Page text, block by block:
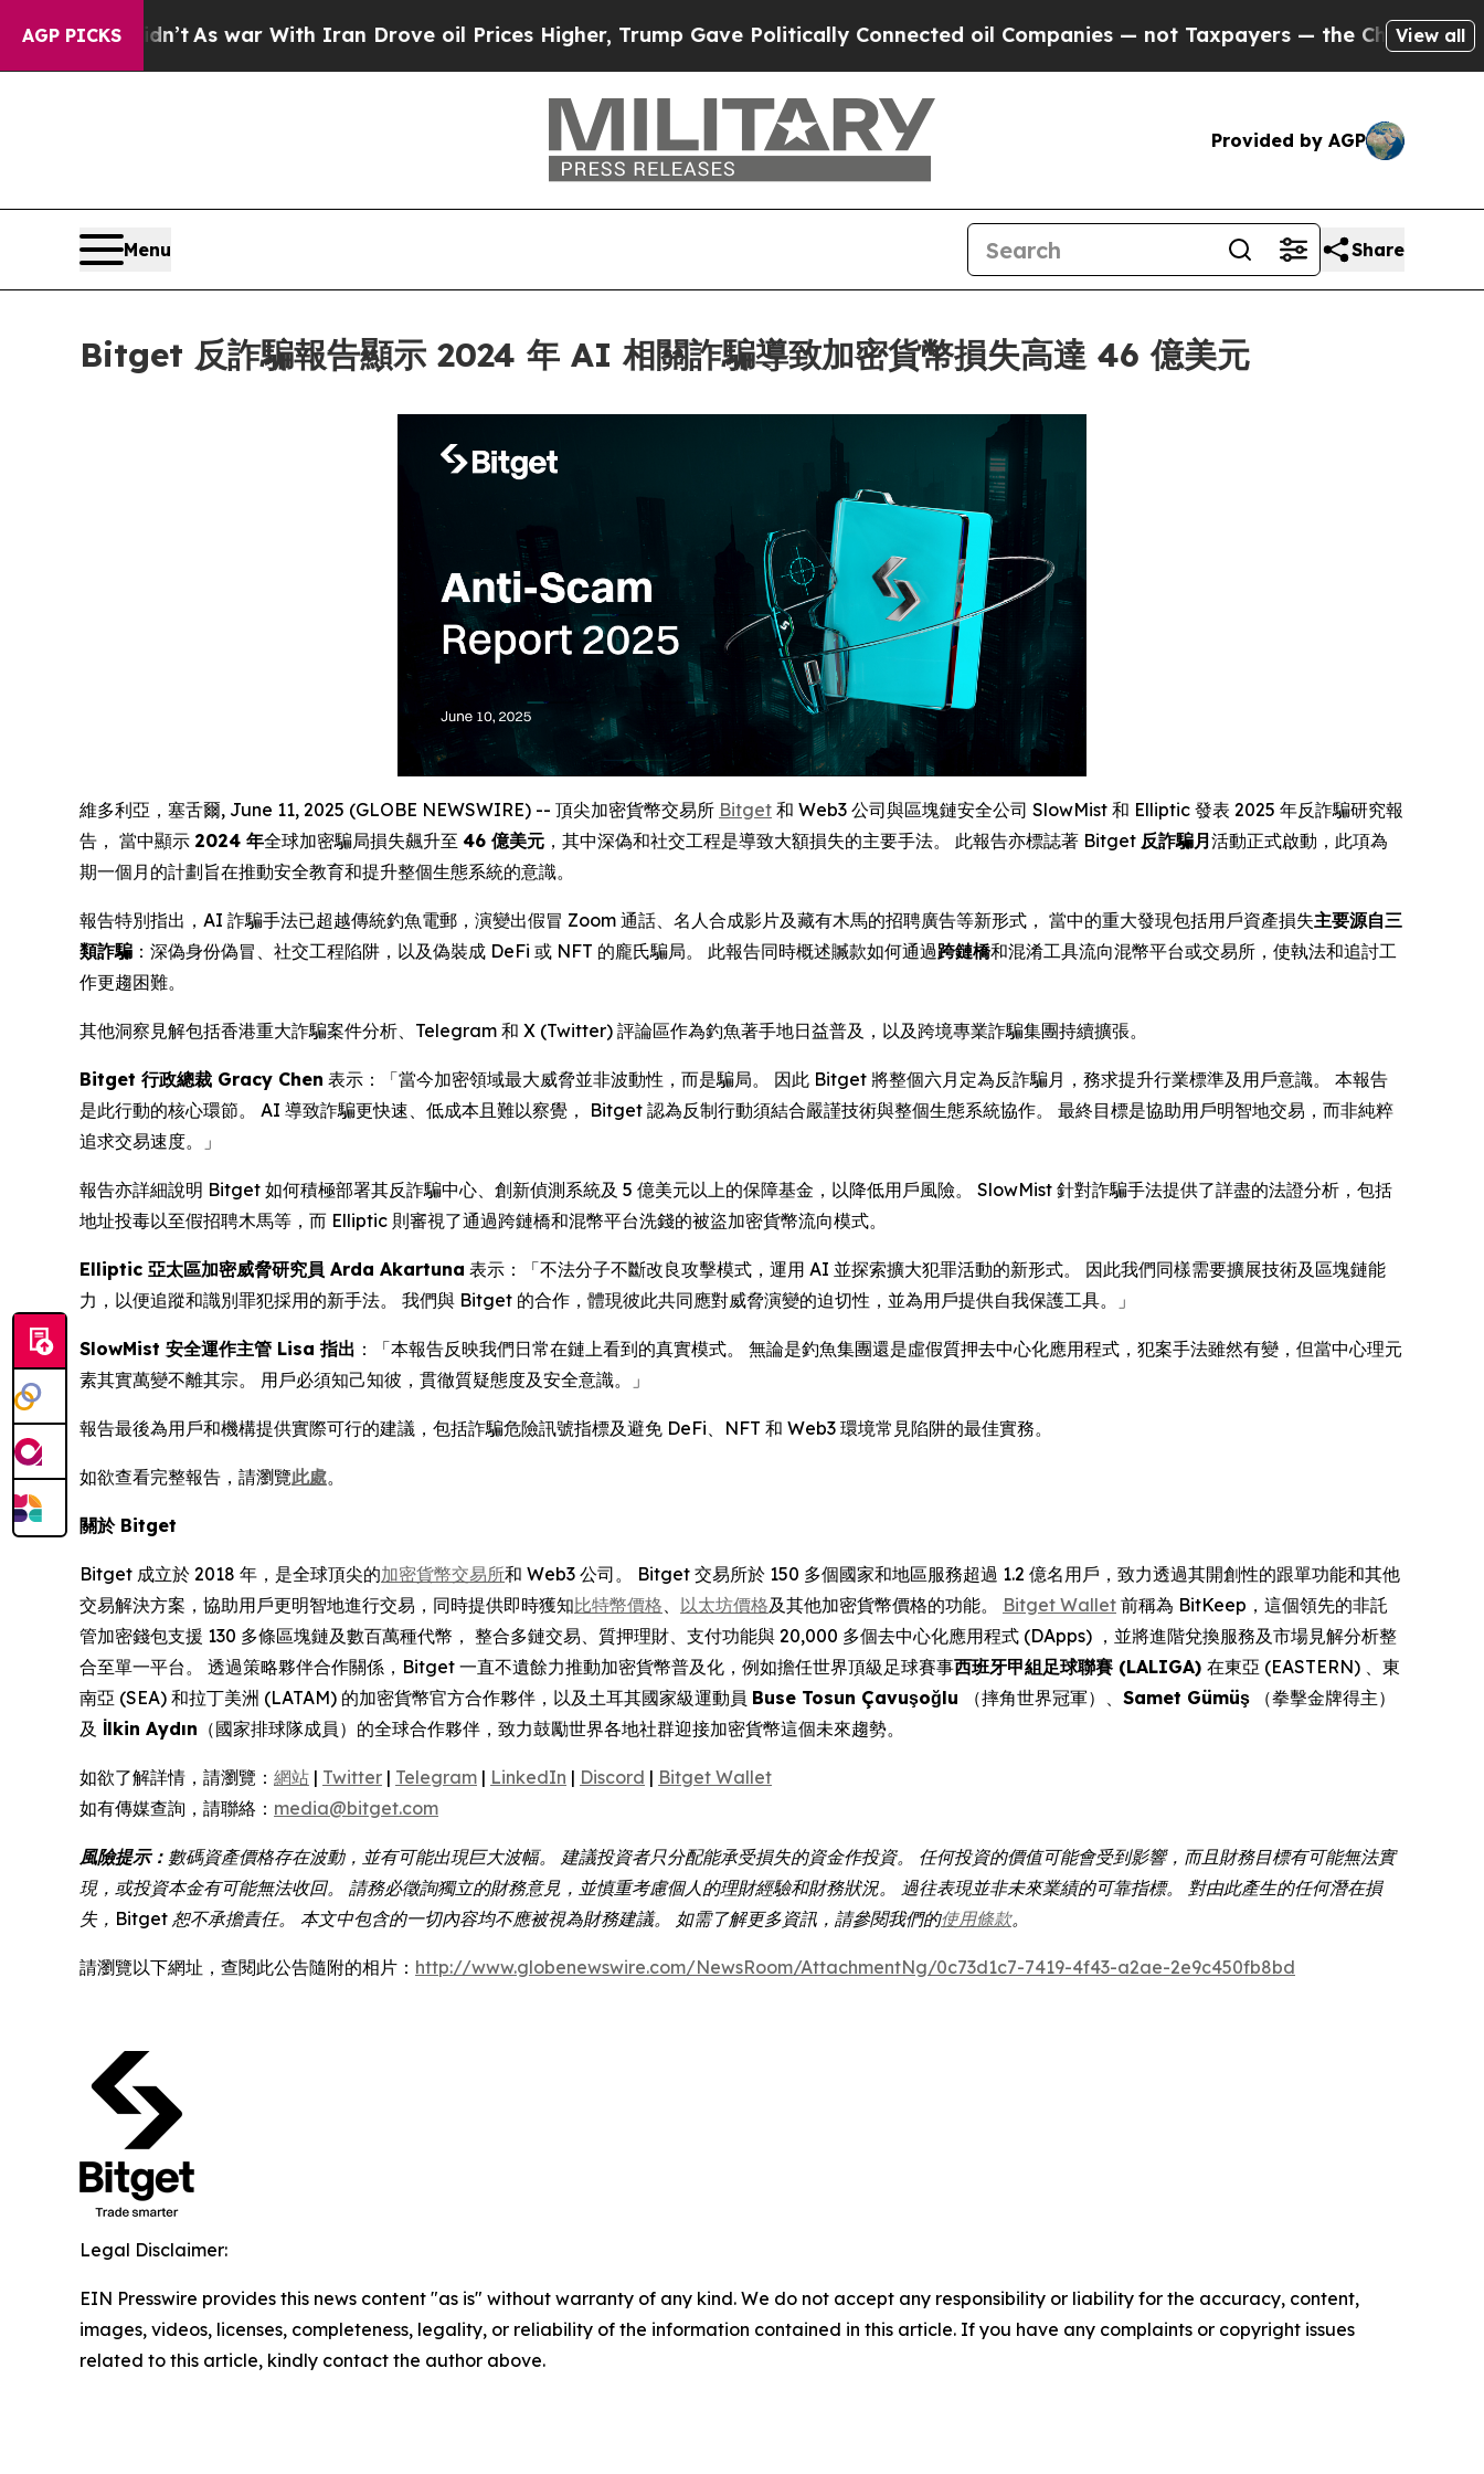
AGP PICKS
Didn’tAs war With Iran Drove oil Prices Higher, Trump Gave Politically Connected oil Companies — not Taxpayers — the Chance to Cash in on
View all
Provided by AGP
Menu Share
Bitget 反詐騙報告顯示 2024 年 AI 相關詐騙導致加密貨幣損失高達 46 億美元
維多利亞，塞舌爾, June 11, 2025 (GLOBE NEWSWIRE) -- 頂尖加密貨幣交易所 Bitget 和 Web3 公司與區塊鏈安全公司 SlowMist 和 Elliptic 發表 2025 年反詐騙研究報
告， 當中顯示 2024 年全球加密騙局損失飆升至 46 億美元 ，其中深偽和社交工程是導致大額損失的主要手法。 此報告亦標誌著 Bitget 反詐騙月 活動正式啟動，此項為
期一個月的計劃旨在推動安全教育和提升整個生態系統的意識。
報告特別指出，AI 詐騙手法已超越傳統釣魚電郵，演變出假冒 Zoom 通話、名人合成影片及藏有木馬的招聘廣告等新形式， 當中的重大發現包括用戶資產損失主要源自三
類詐騙 ：深偽身份偽冒、社交工程陷阱，以及偽裝成 DeFi 或 NFT 的龐氏騙局。 此報告同時概述贓款如何通過跨鏈橋和混淆工具流向混幣平台或交易所，使執法和追討工
作更趨困難。
其他洞察見解包括香港重大詐騙案件分析、Telegram 和 X (Twitter) 評論區作為釣魚著手地日益普及，以及跨境專業詐騙集團持續擴張。
Bitget 行政總裁 Gracy Chen 表示：「當今加密領域最大威脅並非波動性，而是騙局。 因此 Bitget 將整個六月定為反詐騙月，務求提升行業標準及用戶意識。 本報告
是此行動的核心環節。 AI 導致詐騙更快速、低成本且難以察覺， Bitget 認為反制行動須結合嚴謹技術與整個生態系統協作。 最終目標是協助用戶明智地交易，而非純粹
追求交易速度。」
報告亦詳細說明 Bitget 如何積極部署其反詐騙中心、創新偵測系統及 5 億美元以上的保障基金，以降低用戶風險。 SlowMist 針對詐騙手法提供了詳盡的法證分析，包括
地址投毒以至假招聘木馬等，而 Elliptic 則審視了通過跨鏈橋和混幣平台洗錢的被盜加密貨幣流向模式。
Elliptic 亞太區加密威脅研究員 Arda Akartuna 表示：「不法分子不斷改良攻擊模式，運用 AI 並探索擴大犯罪活動的新形式。 因此我們同樣需要擴展技術及區塊鏈能
力，以便追蹤和識別罪犯採用的新手法。 我們與 Bitget 的合作，體現彼此共同應對威脅演變的迫切性，並為用戶提供自我保護工具。」
SlowMist 安全運作主管 Lisa 指出 ：「本報告反映我們日常在鏈上看到的真實模式。 無論是釣魚集團還是虛假質押去中心化應用程式，犯案手法雖然有變，但當中心理元
素其實萬變不離其宗。 用戶必須知己知彼，貫徹質疑態度及安全意識。」
報告最後為用戶和機構提供實際可行的建議，包括詐騙危險訊號指標及避免 DeFi、NFT 和 Web3 環境常見陷阱的最佳實務。
如欲查看完整報告，請瀏覽此處。
關於 Bitget
Bitget 成立於 2018 年，是全球頂尖的加密貨幣交易所和 Web3 公司。 Bitget 交易所於 150 多個國家和地區服務超過 1.2 億名用戶，致力透過其開創性的跟單功能和其他
交易解決方案，協助用戶更明智地進行交易，同時提供即時獲知比特幣價格、 以太坊價格及其他加密貨幣價格的功能。 Bitget Wallet 前稱為 BitKeep，這個領先的非託
管加密錢包支援 130 多條區塊鏈及數百萬種代幣， 整合多鏈交易、質押理財、支付功能與 20,000 多個去中心化應用程式 (DApps) ，並將進階兌換服務及市場見解分析整
合至單一平台。 透過策略夥伴合作關係，Bitget 一直不遺餘力推動加密貨幣普及化，例如擔任世界頂級足球賽事西班牙甲組足球聯賽 (LALIGA) 在東亞 (EASTERN) 、東
南亞 (SEA) 和拉丁美洲 (LATAM) 的加密貨幣官方合作夥伴，以及土耳其國家級運動員 Buse Tosun Çavuşoğlu （摔角世界冠軍）、 Samet Gümüş （拳擊金牌得主）
及 İlkin Aydın （國家排球隊成員）的全球合作夥伴，致力鼓勵世界各地社群迎接加密貨幣這個未來趨勢。
如欲了解詳情，請瀏覽： 網站 | Twitter | Telegram | LinkedIn | Discord | Bitget Wallet
如有傳媒查詢，請聯絡： media@bitget.com
風險提示： 數碼資產價格存在波動，並有可能出現巨大波幅。 建議投資者只分配能承受損失的資金作投資。 任何投資的價值可能會受到影響，而且財務目標有可能無法實
現，或投資本金有可能無法收回。 請務必徵詢獨立的財務意見，並慎重考慮個人的理財經驗和財務狀況。 過往表現並非未來業績的可靠指標。 對由此產生的任何潛在損
失，Bitget 恕不承擔責任。 本文中包含的一切內容均不應被視為財務建議。 如需了解更多資訊，請參閱我們的使用條款。
請瀏覽以下網址，查閱此公告隨附的相片： http://www.globenewswire.com/NewsRoom/AttachmentNg/0c73d1c7-7419-4f43-a2ae-2e9c450fb8bd
Legal Disclaimer:
EIN Presswire provides this news content "as is" without warranty of any kind. We do not accept any responsibility or liability for the accuracy, content,
images, videos, licenses, completeness, legality, or reliability of the information contained in this article. If you have any complaints or copyright issues
related to this article, kindly contact the author above.